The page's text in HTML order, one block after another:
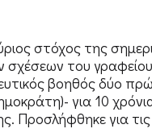
στόχος της
σχέσεων του
βοηθός δύο
για 10
για